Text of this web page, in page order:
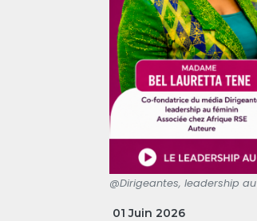
@Dirigeantes, leadership
01 Juin 2026